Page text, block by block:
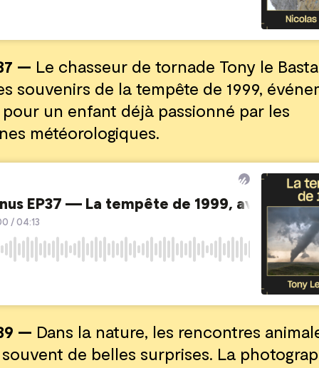
— Le chasseur de tornade Tony le
souvenirs de la tempête de 1999,
un enfant déjà passionné par les
météorologiques.
— Dans la nature, les rencontres
de belles surprises. La